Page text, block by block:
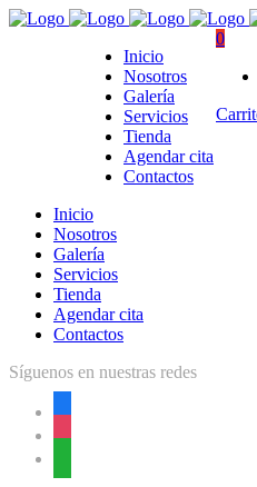
0
Inicio
Nosotros
Galería
Servicios
Tienda
Agendar cita
Contactos
Inicio
Nosotros
Galería
Servicios
Tienda
Agendar cita
Contactos
Síguenos en nuestras redes